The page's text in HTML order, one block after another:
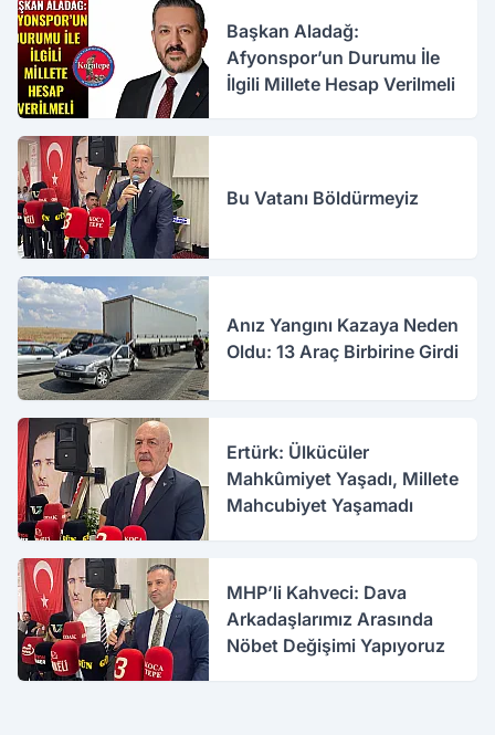
Başkan Aladağ:
Afyonspor’un Durumu İle
İlgili Millete Hesap Verilmeli
Bu Vatanı Böldürmeyiz
Anız Yangını Kazaya Neden
Oldu: 13 Araç Birbirine Girdi
Ertürk: Ülkücüler
Mahkûmiyet Yaşadı, Millete
Mahcubiyet Yaşamadı
MHP’li Kahveci: Dava
Arkadaşlarımız Arasında
Nöbet Değişimi Yapıyoruz